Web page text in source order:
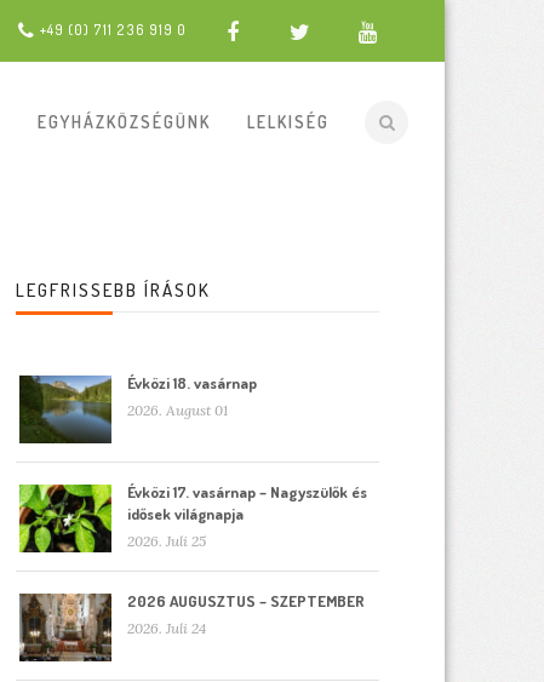
+49 (0) 711 236 919 0
EGYHÁZKÖZSÉGÜNK LELKISÉG
LEGFRISSEBB ÍRÁSOK
Évközi 18. vasárnap
2026. August 01
Évközi 17. vasárnap – Nagyszülők és
idősek világnapja
2026. Juli 25
2026 AUGUSZTUS – SZEPTEMBER
2026. Juli 24